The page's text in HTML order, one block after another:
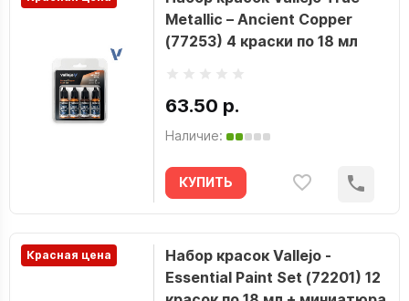
Metallic – Ancient Copper
(77253) 4 краски по 18 мл
63.50 р.
Наличие:
КУПИТЬ
Красная цена
Набор красок Vallejo -
Essential Paint Set (72201) 12